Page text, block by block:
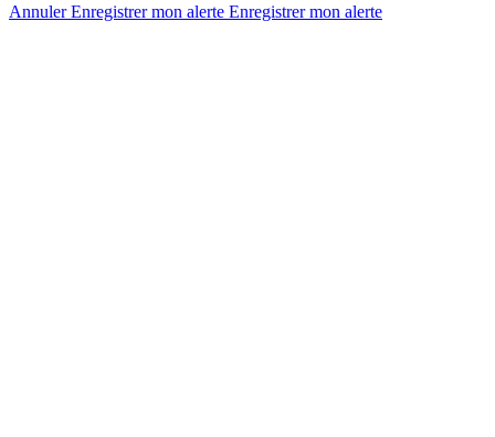
AnnulerEnregistrer mon alerte Enregistrermon alerte